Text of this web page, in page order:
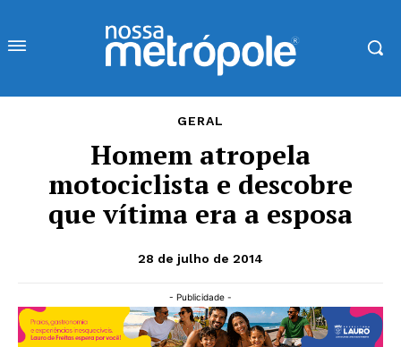
GERAL
Homem atropela
motociclista e descobre
que vítima era a esposa
28 de julho de 2014
- Publicidade -